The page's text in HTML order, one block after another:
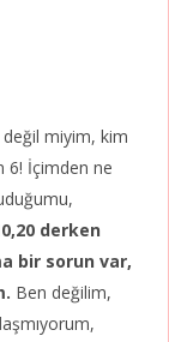
miyim, kim
6! İçimden ne
derken
bir sorun var,
Ben değilim,